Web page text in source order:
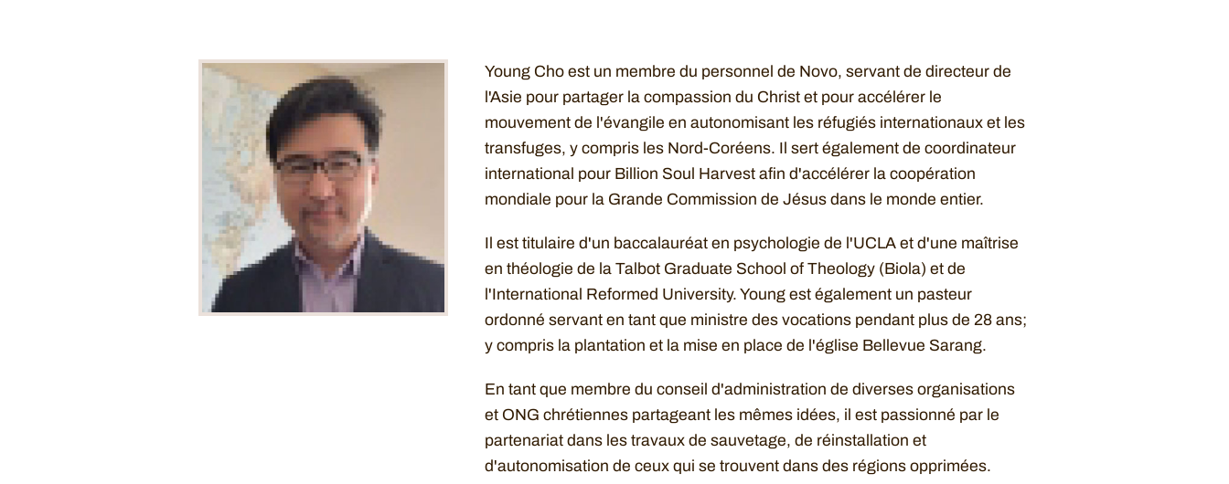
Young Cho est un membre du personnel de Novo, servant de directeur de
l'Asie pour partager la compassion du Christ et pour accélérer le
mouvement de l'évangile en autonomisant les réfugiés internationaux et les
transfuges, y compris les Nord-Coréens. Il sert également de coordinateur
international pour Billion Soul Harvest afin d'accélérer la coopération
mondiale pour la Grande Commission de Jésus dans le monde entier.
Il est titulaire d'un baccalauréat en psychologie de l'UCLA et d'une maîtrise
en théologie de la Talbot Graduate School of Theology (Biola) et de
l'International Reformed University. Young est également un pasteur
ordonné servant en tant que ministre des vocations pendant plus de 28 ans;
y compris la plantation et la mise en place de l'église Bellevue Sarang.
En tant que membre du conseil d'administration de diverses organisations
et ONG chrétiennes partageant les mêmes idées, il est passionné par le
partenariat dans les travaux de sauvetage, de réinstallation et
d'autonomisation de ceux qui se trouvent dans des régions opprimées.